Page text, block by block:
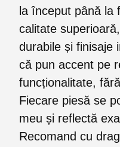
la început până la
calitate
durabile și finisaje
că pun accent pe
funcționalitate,
Fiecare piesă se
meu și reflectă
Recomand cu